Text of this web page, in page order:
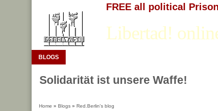
FREE all political
Libertad!
BLOGS
Solidarität ist unsere Waffe!
Home » Blogs » Red.Berlin's blog